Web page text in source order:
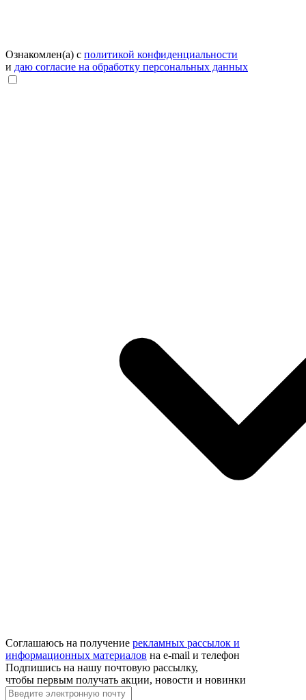
Ознакомлен(а) с политикой конфиденциальности
и даю согласие на обработку персональных данных
Соглашаюсь на получение рекламных рассылок и
информационных материалов на e‑mail и телефон
Подпишись на нашу почтовую рассылку,
чтобы первым получать акции, новости и новинки